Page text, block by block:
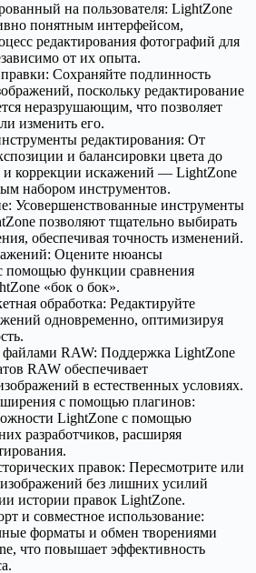
на пользователя: LightZone
понятным интерфейсом,
редактирования фотографий для
от их опыта.
Сохраняйте подлинность
поскольку редактирование
неразрушающим, что позволяет
изменить его.
редактирования: От
и балансировки цвета до
и коррекции искажений — LightZone
набором инструментов.
Усовершенствованные инструменты
позволяют тщательно выбирать
обеспечивая точность изменений.
Оцените нюансы
помощью функции сравнения
«бок о бок».
обработка: Редактируйте
одновременно, оптимизируя
файлами RAW: Поддержка LightZone
RAW обеспечивает
в естественных условиях.
с помощью плагинов:
LightZone с помощью
разработчиков, расширяя
правок: Пересмотрите или
без лишних усилий
истории правок LightZone.
и совместное использование:
форматы и обмен творениями
что повышает эффективность